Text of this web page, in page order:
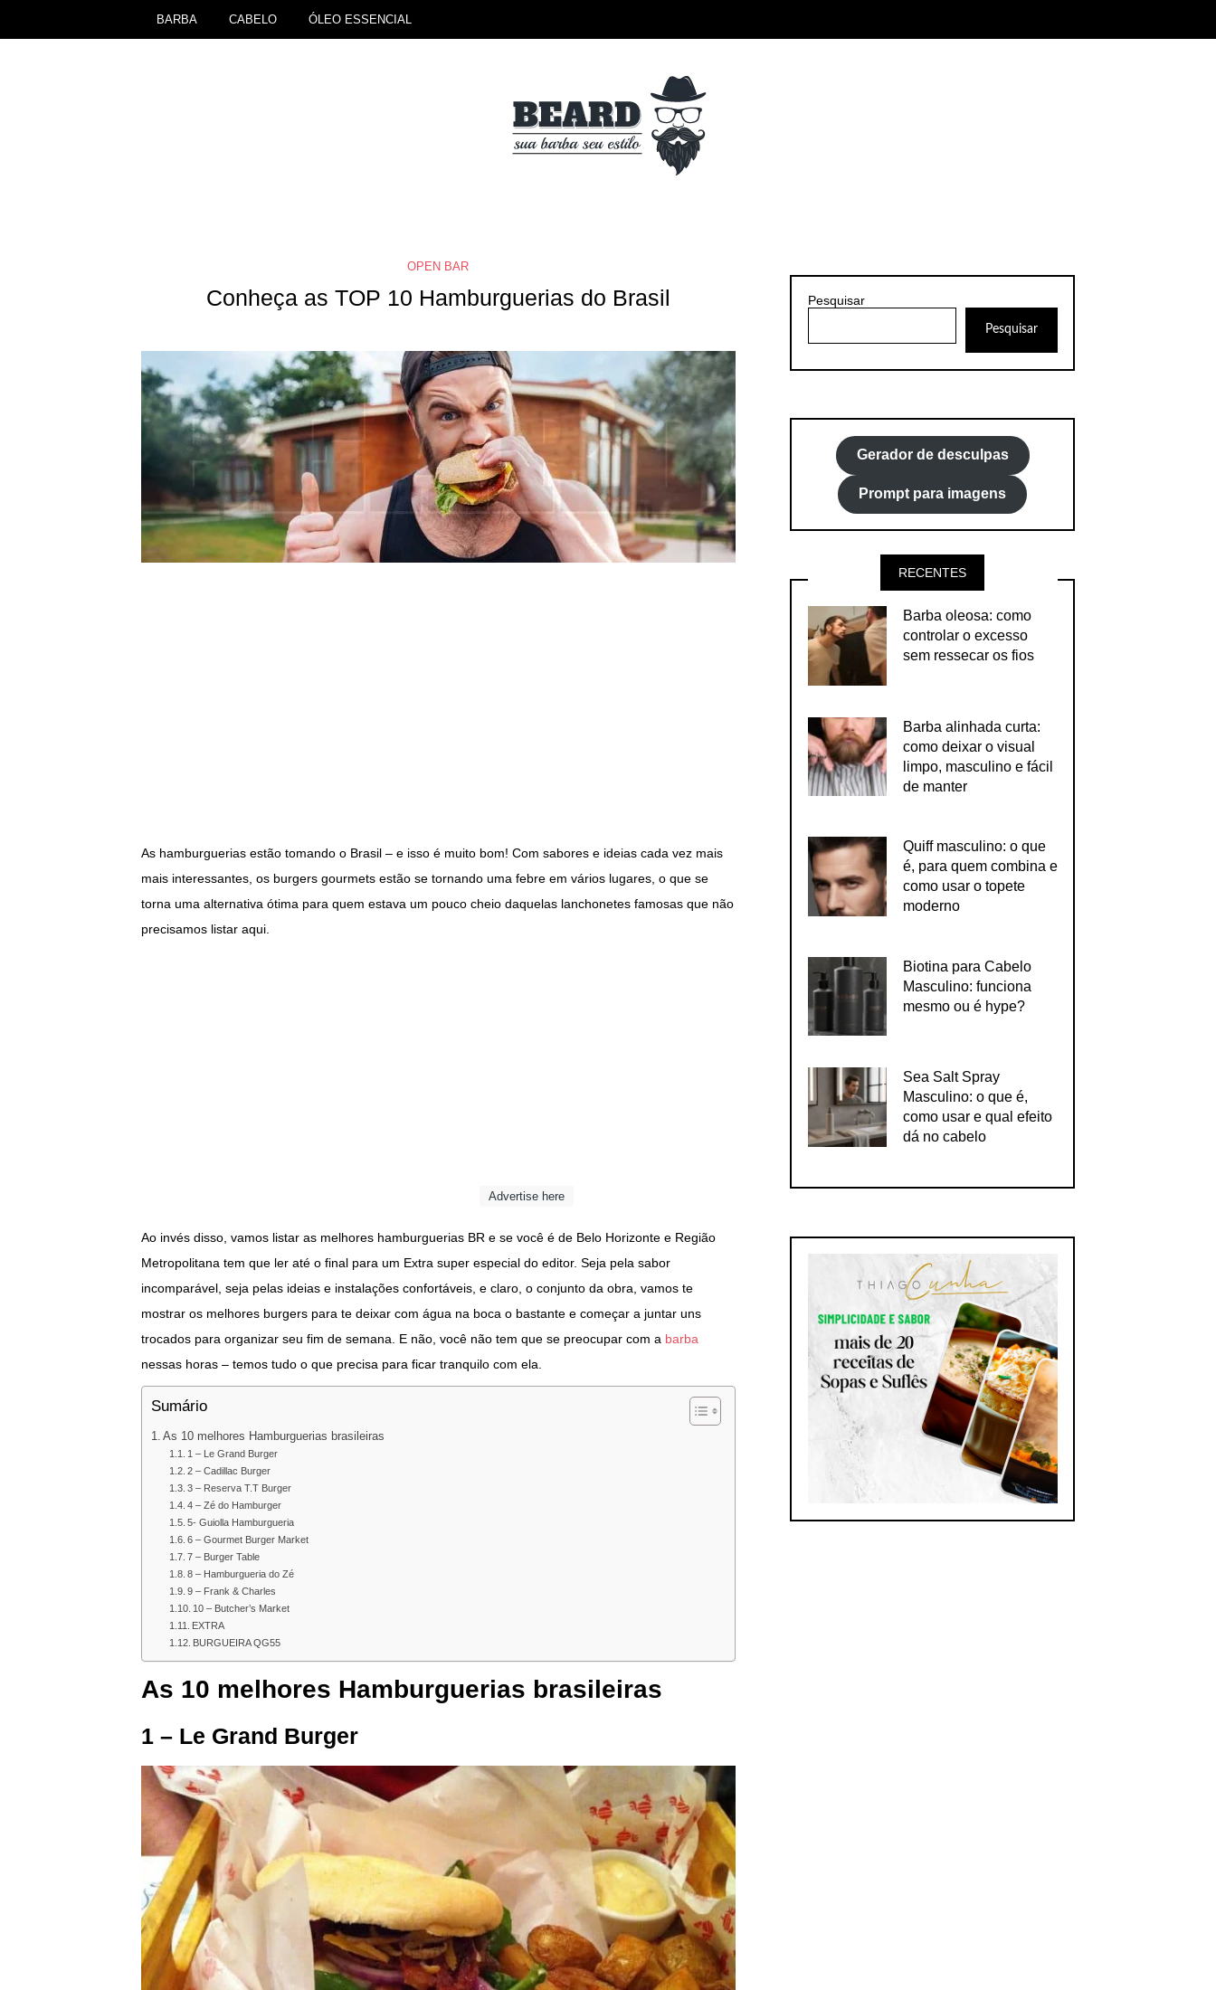
BARBA CABELO ÓLEO ESSENCIAL
OPEN BAR
Conheça as TOP 10 Hamburguerias do Brasil
As hamburguerias estão tomando o Brasil – e isso é muito bom! Com sabores e ideias cada vez mais
mais interessantes, os burgers gourmets estão se tornando uma febre em vários lugares, o que se
torna uma alternativa ótima para quem estava um pouco cheio daquelas lanchonetes famosas que não
precisamos listar aqui.
Advertise here
Ao invés disso, vamos listar as melhores hamburguerias BR e se você é de Belo Horizonte e Região
Metropolitana tem que ler até o final para um Extra super especial do editor. Seja pela sabor
incomparável, seja pelas ideias e instalações confortáveis, e claro, o conjunto da obra, vamos te
mostrar os melhores burgers para te deixar com água na boca o bastante e começar a juntar uns
trocados para organizar seu fim de semana. E não, você não tem que se preocupar com a barba
nessas horas – temos tudo o que precisa para ficar tranquilo com ela.
Sumário
As 10 melhores Hamburguerias brasileiras
1 – Le Grand Burger
2 – Cadillac Burger
3 – Reserva T.T Burger
4 – Zé do Hamburger
5- Guiolla Hamburgueria
6 – Gourmet Burger Market
7 – Burger Table
8 – Hamburgueria do Zé
9 – Frank & Charles
10 – Butcher’s Market
EXTRA
BURGUEIRA QG55
As 10 melhores Hamburguerias brasileiras
1 – Le Grand Burger
Pesquisar
Pesquisar
Gerador de desculpas
Prompt para imagens
RECENTES
Barba oleosa: como
controlar o excesso
sem ressecar os fios
Barba alinhada curta:
como deixar o visual
limpo, masculino e fácil
de manter
Quiff masculino: o que
é, para quem combina e
como usar o topete
moderno
Biotina para Cabelo
Masculino: funciona
mesmo ou é hype?
Sea Salt Spray
Masculino: o que é,
como usar e qual efeito
dá no cabelo